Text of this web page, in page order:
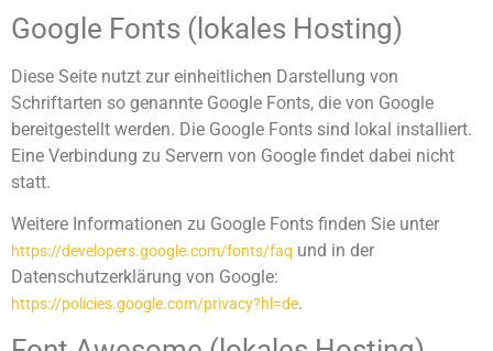
Google Fonts (lokales Hosting)
Diese Seite nutzt zur einheitlichen Darstellung von
Schriftarten so genannte Google Fonts, die von Google
bereitgestellt werden. Die Google Fonts sind lokal installiert.
Eine Verbindung zu Servern von Google findet dabei nicht
statt.
Weitere Informationen zu Google Fonts finden Sie unter
https://developers.google.com/fonts/faq und in der
Datenschutzerklärung von Google:
https://policies.google.com/privacy?hl=de.